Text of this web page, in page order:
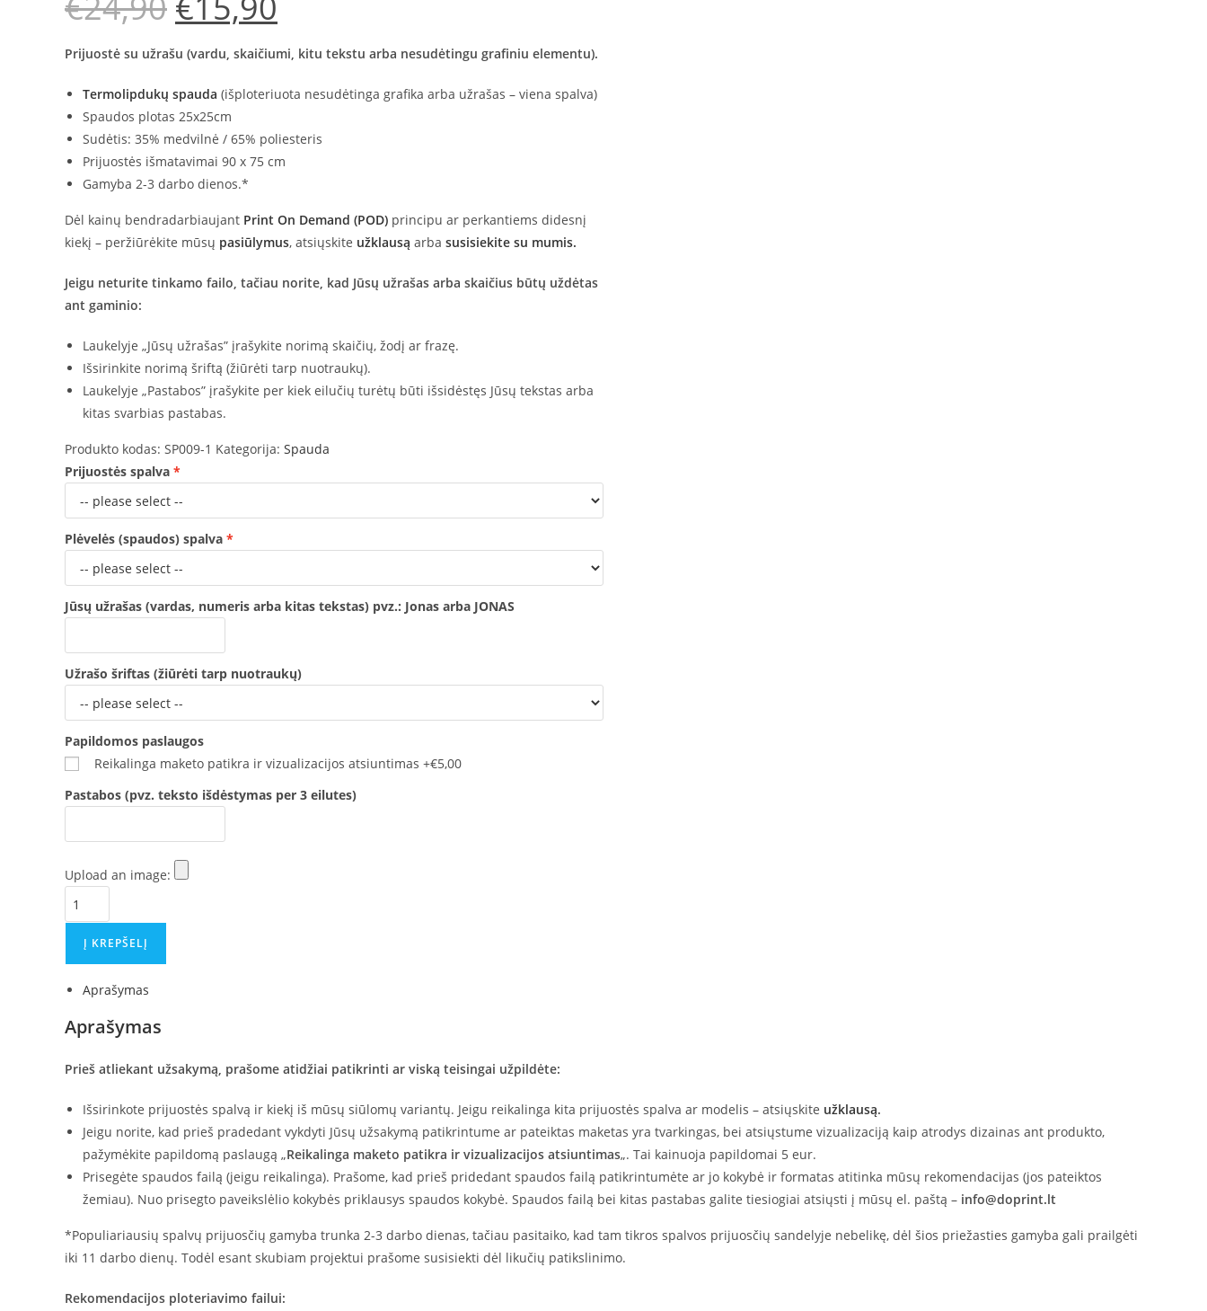
price
was: is:
Prijuostė su užrašu (vardu, skaičiumi, kitu tekstu arba nesudėtingu grafiniu elementu).
Termolipdukų spauda (išploteriuota nesudėtinga grafika arba užrašas – viena spalva)
Spaudos plotas 25x25cm
Sudėtis: 35% medvilnė / 65% poliesteris
Prijuostės išmatavimai 90 x 75 cm
Gamyba 2-3 darbo dienos.*
Dėl kainų bendradarbiaujant Print On Demand (POD) principu ar perkantiems didesnį
kiekį – peržiūrėkite mūsų pasiūlymus, atsiųskite užklausą arba susisiekite su mumis.
Jeigu neturite tinkamo failo, tačiau norite, kad Jūsų užrašas arba skaičius būtų uždėtas
ant gaminio:
Laukelyje „Jūsų užrašas” įrašykite norimą skaičių, žodį ar frazę.
Išsirinkite norimą šriftą (žiūrėti tarp nuotraukų).
Laukelyje „Pastabos” įrašykite per kiek eilučių turėtų būti išsidėstęs Jūsų tekstas arba
kitas svarbias pastabas.
Produkto kodas: SP009-1 Kategorija: Spauda
Prijuostės spalva
Plėvelės (spaudos) spalva
Jūsų užrašas (vardas, numeris arba kitas tekstas) pvz.: Jonas arba JONAS
Užrašo šriftas (žiūrėti tarp nuotraukų)
Papildomos paslaugos
Reikalinga maketo patikra ir vizualizacijos atsiuntimas +€5,00
Pastabos (pvz. teksto išdėstymas per 3 eilutes)
Upload an image:
produkto
kiekis:
Prijuostė
su
užrašu
Į KREPŠELĮ
Aprašymas
Aprašymas
Prieš atliekant užsakymą, prašome atidžiai patikrinti ar viską teisingai užpildėte:
Išsirinkote prijuostės spalvą ir kiekį iš mūsų siūlomų variantų. Jeigu reikalinga kita prijuostės spalva ar modelis – atsiųskite užklausą.
Jeigu norite, kad prieš pradedant vykdyti Jūsų užsakymą patikrintume ar pateiktas maketas yra tvarkingas, bei atsiųstume vizualizaciją kaip atrodys dizainas ant produkto,
pažymėkite papildomą paslaugą „Reikalinga maketo patikra ir vizualizacijos atsiuntimas„. Tai kainuoja papildomai 5 eur.
Prisegėte spaudos failą (jeigu reikalinga). Prašome, kad prieš pridedant spaudos failą patikrintumėte ar jo kokybė ir formatas atitinka mūsų rekomendacijas (jos pateiktos
žemiau). Nuo prisegto paveikslėlio kokybės priklausys spaudos kokybė. Spaudos failą bei kitas pastabas galite tiesiogiai atsiųsti į mūsų el. paštą – info@doprint.lt
*Populiariausių spalvų prijuosčių gamyba trunka 2-3 darbo dienas, tačiau pasitaiko, kad tam tikros spalvos prijuosčių sandelyje nebelikę, dėl šios priežasties gamyba gali prailgėti
iki 11 darbo dienų. Todėl esant skubiam projektui prašome susisiekti dėl likučių patikslinimo.
Rekomendacijos ploteriavimo failui: